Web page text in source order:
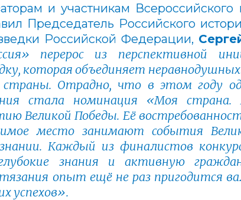
и участникам
Председатель Российского
Российской Федерации,
перерос из перспективной
которая объединяет
Отрадно, что в этом году
стала номинация «Моя
Великой Победы. Её
место занимают события
Каждый из финалистов
знания и активную
опыт ещё не раз пригодится
успехов».